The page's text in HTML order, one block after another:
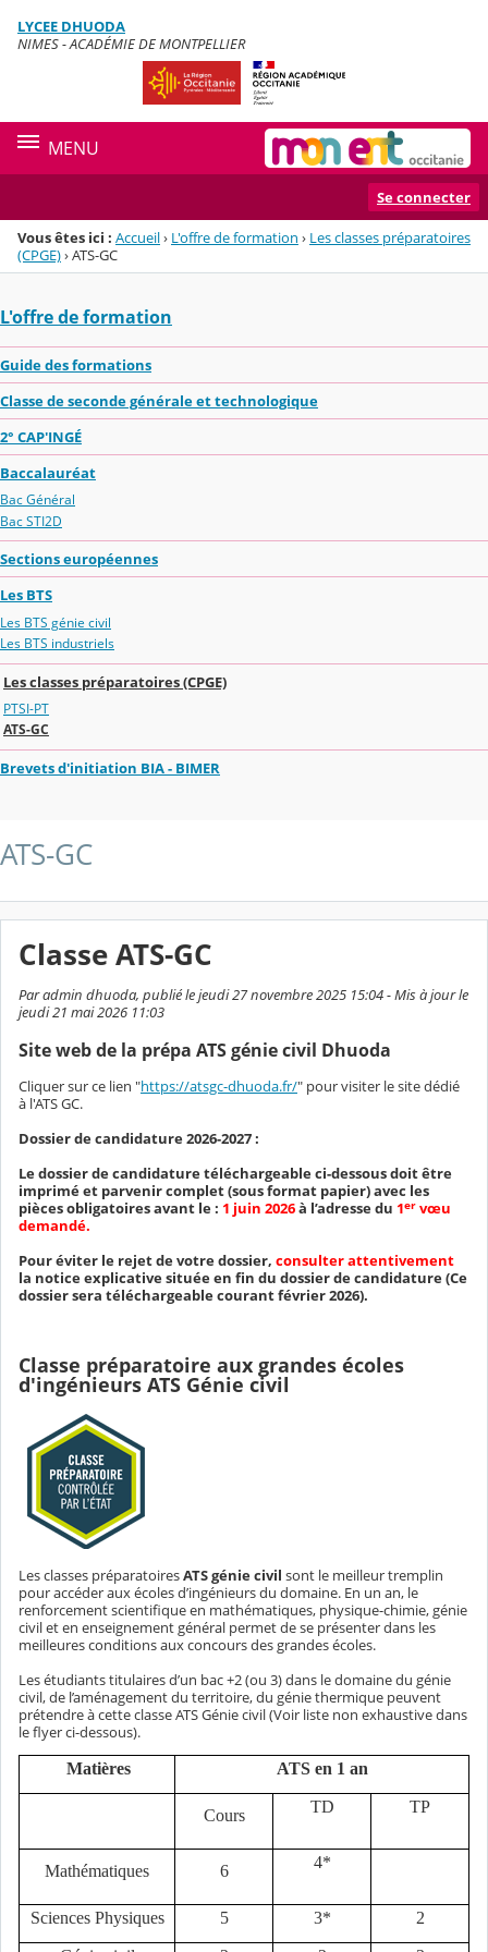
Menu de la rubrique
Contenu
LYCEE DHUODA
NIMES - ACADÉMIE DE MONTPELLIER
MENU
Se connecter
Vous êtes ici : Accueil› L'offre de formation › Les classes préparatoires
(CPGE)›ATS-GC
L'offre de formation
Guide des formations
Classe de seconde générale et technologique
2° CAP'INGÉ
Baccalauréat
Bac Général
Bac STI2D
Sections européennes
Les BTS
Les BTS génie civil
Les BTS industriels
Les classes préparatoires (CPGE)
PTSI-PT
ATS-GC
Brevets d'initiation BIA - BIMER
ATS-GC
Classe ATS-GC
Par admin dhuoda, publié le jeudi 27 novembre 2025 15:04 - Mis à jour le
jeudi 21 mai 2026 11:03
Site web de la prépa ATS génie civil Dhuoda
Cliquer sur ce lien "https://atsgc-dhuoda.fr/" pour visiter le site dédié
à l'ATS GC.
Dossier de candidature 2026-2027 :
Le dossier de candidature téléchargeable ci-dessous doit être
imprimé et parvenir complet (sous format papier) avec les
pièces obligatoires avant le : 1 juin 2026à l’adresse du 1er vœu
demandé.
Pour éviter le rejet de votre dossier, consulter attentivement
la notice explicative située en fin du dossier de candidature (Ce
dossier sera téléchargeable courant février 2026).
Classe préparatoire aux grandes écoles
d'ingénieurs ATS Génie civil
Les classes préparatoiresATS génie civil sont le meilleur tremplin
pour accéder aux écoles d’ingénieurs du domaine. En un an, le
renforcement scientifique en mathématiques, physique-chimie, génie
civil et en enseignement général permet de se présenter dans les
meilleures conditions aux concours des grandes écoles.
Les étudiants titulaires d’un bac +2 (ou 3) dans le domaine du génie
civil, de l’aménagement du territoire, du génie thermique peuvent
prétendre à cette classe ATS Génie civil (Voir liste non exhaustive dans
le flyer ci-dessous).
Matières ATS en 1 an
Cours TD TP
Mathématiques 6 4*
Sciences Physiques 5 3* 2